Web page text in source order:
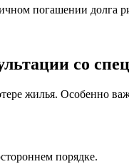
погашении долга
со
жилья. Особенно
порядке.